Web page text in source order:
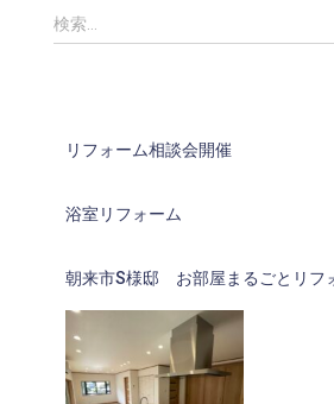
検
索
検索…
リフォーム相談会開催
浴室リフォーム
朝来市S様邸 お部屋まるごとリフ